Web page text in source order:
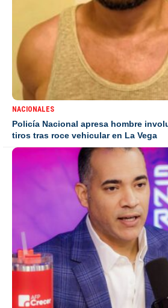
NACIONALES
Policía Nacional apresa hombre
tiros tras roce vehicular en La Vega